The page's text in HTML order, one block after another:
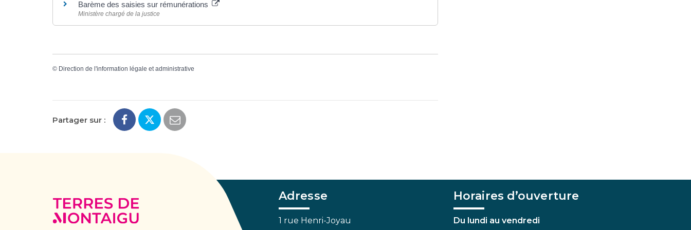
Barème des saisies sur rémunérations
Ministère chargé de la justice
© Direction de l'information légale et administrative
Partager sur :
Adresse
1 rue Henri-Joyau
Horaires d’ouverture
Du lundi au vendredi